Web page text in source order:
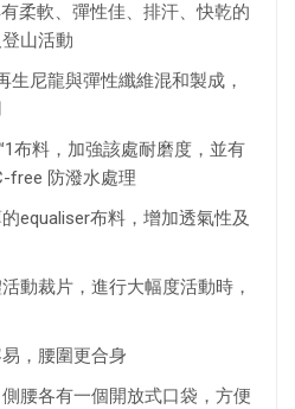
柔軟、彈性佳、排汗、快乾的
山活動
生尼龍與彈性纖維混和製成 ，
布料，加強該處耐磨度，並有
free 防潑水處理
equaliser布料，增加透氣性及
動裁片，進行大幅度活動時，
，腰圍更合身
腰各有一個開放式口袋，方便